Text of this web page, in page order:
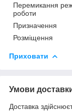
Перемикання
роботи
Призначення
Розміщення
Приховати
Умови
Доставка